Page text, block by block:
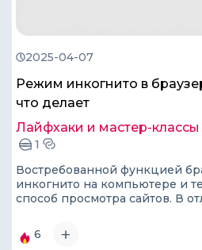
2025-04-07
Режим инкогнито в
что делает
Лайфхаки и мастер-классы
1
Востребованной функцией
инкогнито на компьютере и
способ просмотра сайтов. В
позволяет оставить меньше
подвергаться меньшему
6